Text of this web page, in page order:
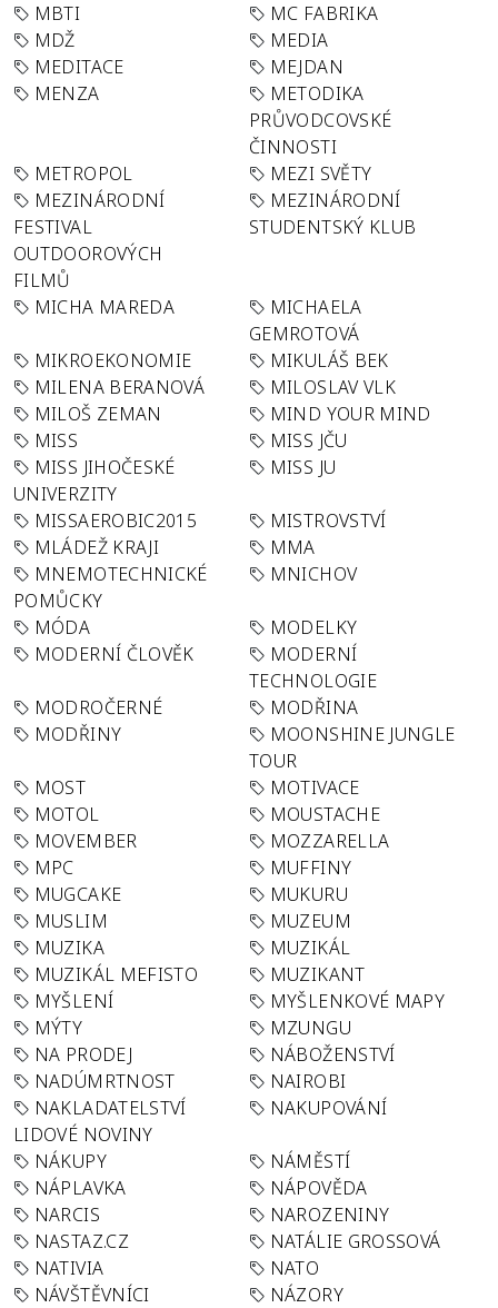
MBTI
MC FABRIKA
MDŽ
MEDIA
MEDITACE
MEJDAN
MENZA
METODIKA
PRŮVODCOVSKÉ
ČINNOSTI
METROPOL
MEZI SVĚTY
MEZINÁRODNÍ
FESTIVAL
OUTDOOROVÝCH
FILMŮ
MEZINÁRODNÍ
STUDENTSKÝ KLUB
MICHA MAREDA
MICHAELA
GEMROTOVÁ
MIKROEKONOMIE
MIKULÁŠ BEK
MILENA BERANOVÁ
MILOSLAV VLK
MILOŠ ZEMAN
MIND YOUR MIND
MISS
MISS JČU
MISS JIHOČESKÉ
UNIVERZITY
MISS JU
MISSAEROBIC2015
MISTROVSTVÍ
MLÁDEŽ KRAJI
MMA
MNEMOTECHNICKÉ
POMŮCKY
MNICHOV
MÓDA
MODELKY
MODERNÍ ČLOVĚK
MODERNÍ
TECHNOLOGIE
MODROČERNÉ
MODŘINA
MODŘINY
MOONSHINE JUNGLE
TOUR
MOST
MOTIVACE
MOTOL
MOUSTACHE
MOVEMBER
MOZZARELLA
MPC
MUFFINY
MUGCAKE
MUKURU
MUSLIM
MUZEUM
MUZIKA
MUZIKÁL
MUZIKÁL MEFISTO
MUZIKANT
MYŠLENÍ
MYŠLENKOVÉ MAPY
MÝTY
MZUNGU
NA PRODEJ
NÁBOŽENSTVÍ
NADÚMRTNOST
NAIROBI
NAKLADATELSTVÍ
LIDOVÉ NOVINY
NAKUPOVÁNÍ
NÁKUPY
NÁMĚSTÍ
NÁPLAVKA
NÁPOVĚDA
NARCIS
NAROZENINY
NASTAZ.CZ
NATÁLIE GROSSOVÁ
NATIVIA
NATO
NÁVŠTĚVNÍCI
NÁZORY